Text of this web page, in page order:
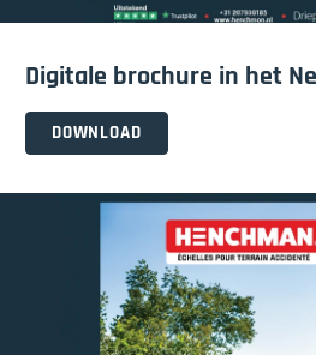
Digitale brochure in het
DOWNLOAD